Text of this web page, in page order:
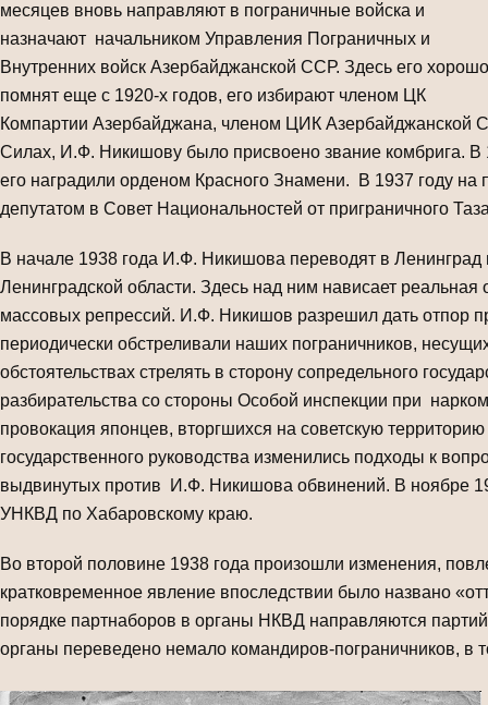
месяцев вновь направляют в пограничные войска и
назначают начальником Управления Пограничных и
Внутренних войск Азербайджанской ССР. Здесь его хорошо
помнят еще с 1920-х годов, его избирают членом ЦК
Компартии Азербайджана, членом ЦИК Азербайджанской
Силах, И.Ф. Никишову было присвоено звание комбрига.
его наградили орденом Красного Знамени. В 1937 году
депутатом в Совет Национальностей от приграничного
В начале 1938 года И.Ф. Никишова переводят в
Ленинградской области. Здесь над ним нависает
массовых репрессий. И.Ф. Никишов разрешил дать отпор
периодически обстреливали наших пограничников,
обстоятельствах стрелять в сторону сопредельного
разбирательства со стороны Особой инспекции при
провокация японцев, вторгшихся на советскую
государственного руководства изменились подходы к
выдвинутых против И.Ф. Никишова обвинений. В ноябре
УНКВД по Хабаровскому краю.
Во второй половине 1938 года произошли изменения,
кратковременное явление впоследствии было названо
порядке партнаборов в органы НКВД направляются
органы переведено немало командиров-пограничников, в